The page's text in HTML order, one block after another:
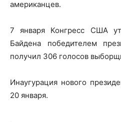
американцев.
7 января Конгресс США
Байдена победителем
получил 306 голосов
Инаугурация нового
20 января.